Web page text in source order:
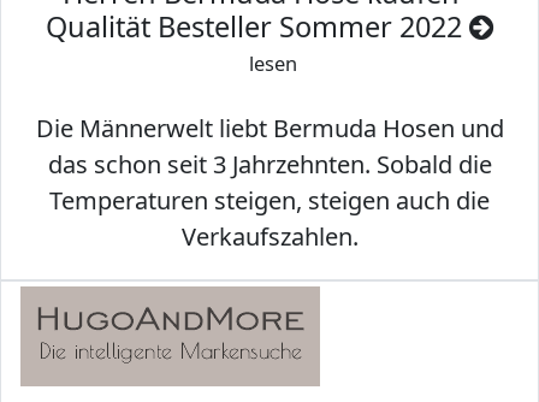
Qualität Besteller Sommer 2022
lesen
Die Männerwelt liebt Bermuda Hosen und
das schon seit 3 Jahrzehnten. Sobald die
Temperaturen steigen, steigen auch die
Verkaufszahlen.